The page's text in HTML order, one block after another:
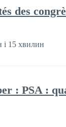
des
і 15 хвилин
: PSA :